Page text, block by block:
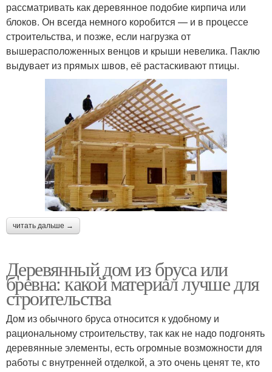
рассматривать как деревянное подобие кирпича или
блоков. Он всегда немного коробится — и в процессе
строительства, и позже, если нагрузка от
вышерасположенных венцов и крыши невелика. Паклю
выдувает из прямых швов, её растаскивают птицы.
читать дальше →
Деревянный дом из бруса или
бревна: какой материал лучше для
строительства
Дом из обычного бруса относится к удобному и
рациональному строительству, так как не надо подгонять
деревянные элементы, есть огромные возможности для
работы с внутренней отделкой, а это очень ценят те, кто